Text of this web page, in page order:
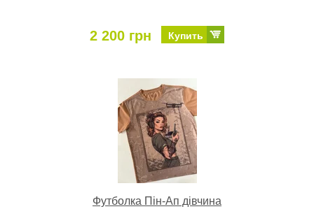
2 200 грн Купить
Футболка Пін-Ап дівчина